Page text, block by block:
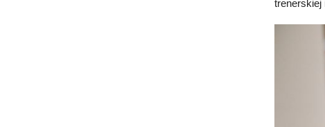
trenerskiej